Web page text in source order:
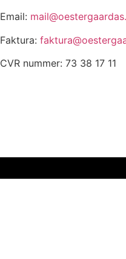
Email:
Faktura:
CVR nummer: 73 38 17 11